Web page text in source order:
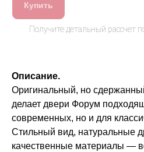
Купить
Описание.
Оригинальный, но
делает двери Форум
современных, но и для
Стильный вид, натуральные
качественные материалы —